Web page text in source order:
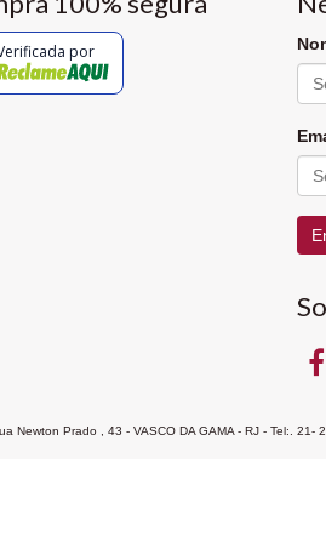
por
Newton Prado , 43 - VASCO DA GAMA - RJ - Tel:. 21-